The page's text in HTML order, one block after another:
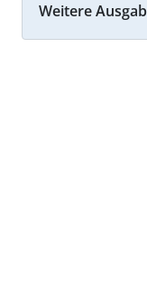
Weitere